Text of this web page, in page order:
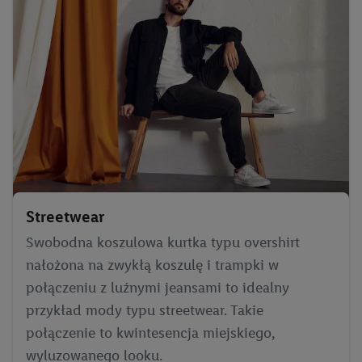
Streetwear
Swobodna koszulowa kurtka typu overshirt
nałożona na zwykłą koszulę i trampki w
połączeniu z luźnymi jeansami to idealny
przykład mody typu streetwear. Takie
połączenie to kwintesencja miejskiego,
wyluzowanego looku.
Użycie dokładnych danych geolokalizacyjnych.
Przechowywanie informacji na urządzeniu lub dostęp do
nich. Rozumienie odbiorców dzięki statystyce lub
kombinacji danych z różnych źródeł. Pomiar
efektywności reklam. Wykorzystanie profili do wyboru
spersonalizowanych reklam. Tworzenie profili w celu
spersonalizowanych reklam. Wykorzystywanie
ograniczonych danych do wyboru reklam. Rozwój i
ulepszanie usług.